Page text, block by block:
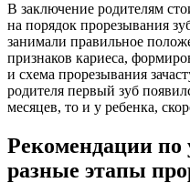
В заключение родителям
на порядок прорезывания
занимали правильное
признаков кариеса,
и схема прорезывания
родителя первый зуб
месяцев, то и у ребенка,
Рекомендации по
разные этапы